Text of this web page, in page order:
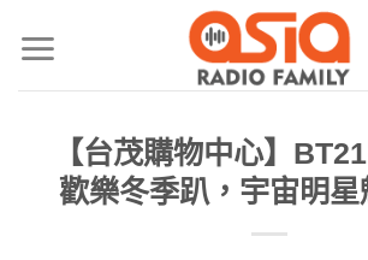
【台茂購物中心】
歡樂冬季趴，宇宙明